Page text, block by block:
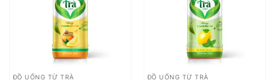
ĐỒ UỐNG TỪ TRÀ ĐỒ UỐNG TỪ TRÀ